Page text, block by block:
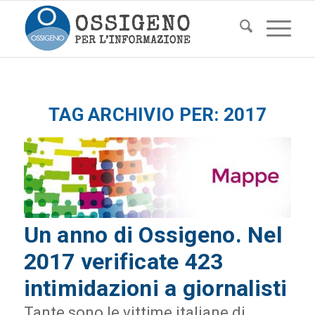
TAG ARCHIVIO PER: 2017
Un anno di Ossigeno. Nel
2017 verificate 423
intimidazioni a giornalisti